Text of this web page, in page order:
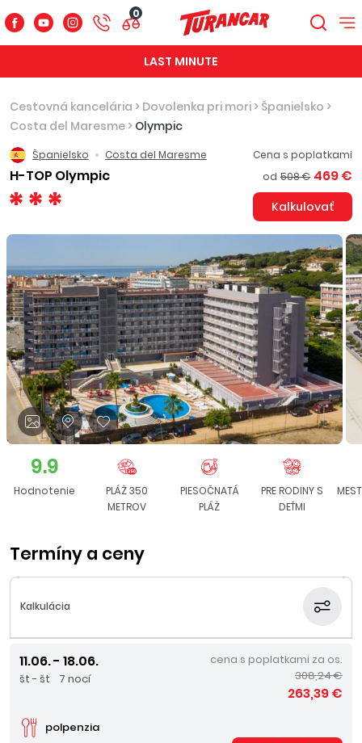
0
LAST MINUTE
Cestovná kancelária > Dovolenka pri mori > Španielsko >
Costa del Maresme > Olympic
Španielsko Costa del Maresme
H-TOP Olympic
Cena s poplatkami
od 508 € 469 €
Kalkulovať
9.9
Hodnotenie
PLÁŽ 350
METROV
PIESOČNATÁ
PLÁŽ
PRE RODINY S
DEŤMI
Termíny a ceny
Kalkulácia
11.06. - 18.06.
št - št 7 nocí
polpenzia
cena s poplatkami za os.
308,24 €
263,39 €